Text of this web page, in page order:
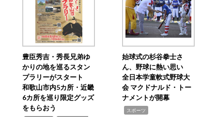
豊臣秀吉・秀長兄弟ゆ
かりの地を巡るスタン
プラリーがスタート
和歌山市内5カ所・近畿
6カ所を巡り限定グッズ
をもらおう
始球式の杉谷拳士さ
ん、野球に熱い思い
全日本学童軟式野球大
会 マクドナルド・トー
ナメントが開幕
スポーツ